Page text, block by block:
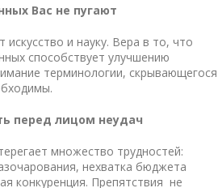
Вас не пугают
искусство и науку. Вера в то, что
способствует улучшению
терминологии, скрывающегося
перед лицом неудач
множество трудностей:
нехватка бюджета
конкуренция. Препятствия не